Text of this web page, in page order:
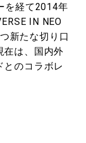
を経て2014年
IN NEO
新たな切り口
在は、国内外
とのコラボレ